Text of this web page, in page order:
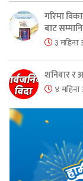
गरिमा
बाट
३ महिना
शनिबार र
४ महिना